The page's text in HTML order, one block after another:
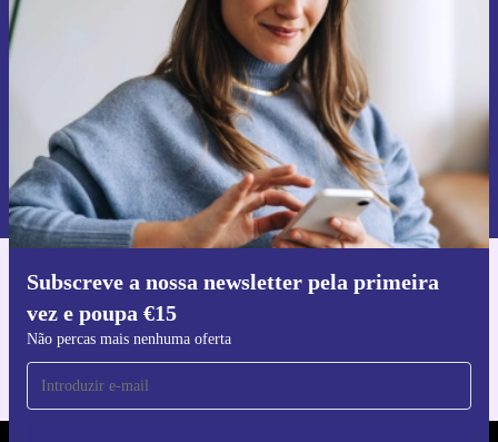
Subscreve a nossa newsletter pela primeira
vez e poupa €15
Não percas mais nenhuma oferta
Não percas mais nenhuma oferta.
Pedir voucher
Informações sobre o uso de dados pessoais podem ser encontrados na
nossa
Política de Privacidade.
Faz o download da app refurbed
Para iOS e Android